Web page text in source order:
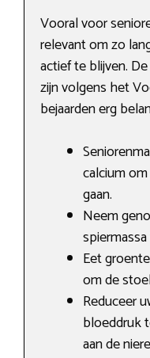
Vooral voor
relevant om zo
actief te blijven.
zijn volgens het
bejaarden erg
calcium
gaan.
Neem
Eet
om de
Reduceer
bloeddruk
aan de